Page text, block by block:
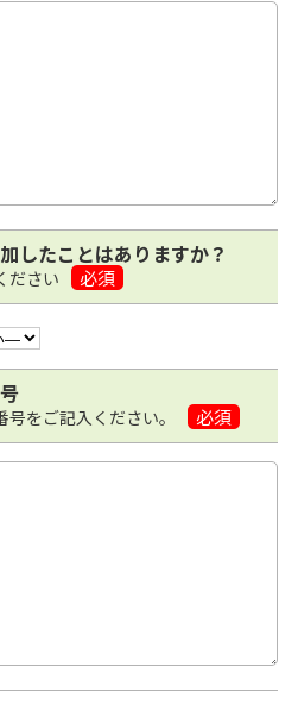
したことはありますか？
ださい 必須
をご記入ください。 必須